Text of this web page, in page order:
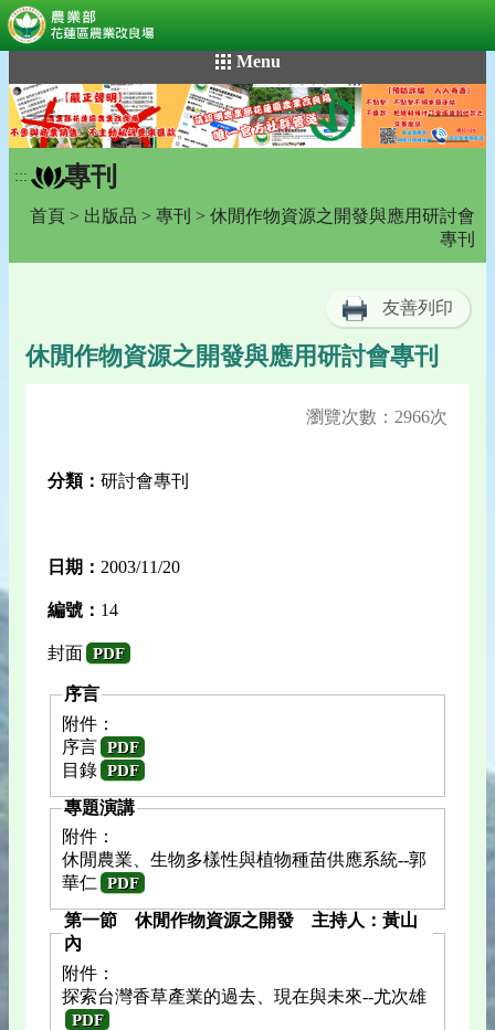
到
主
要
內
容
Menu
::: 專刊
首頁 > 出版品 > 專刊 > 休閒作物資源之開發與應用研討會
專刊
友善列印
休閒作物資源之開發與應用研討會專刊
瀏覽次數：2966次
分類： 研討會專刊
日期： 2003/11/20
編號： 14
封面 PDF
序言
附件：
序言 PDF
目錄 PDF
專題演講
附件：
休閒農業、生物多樣性與植物種苗供應系統--郭
華仁
PDF
第一節 休閒作物資源之開發 主持人：黃山
內
附件：
探索台灣香草產業的過去、現在與未來--尤次雄
PDF